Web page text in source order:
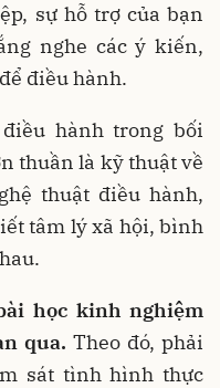
sự hỗ trợ của bạn
nghe các ý kiến,
điều hành.
hành trong bối
thuần là kỹ thuật về
thuật điều hành,
tâm lý xã hội, bình
học kinh nghiệm
qua. Theo đó, phải
sát tình hình thực